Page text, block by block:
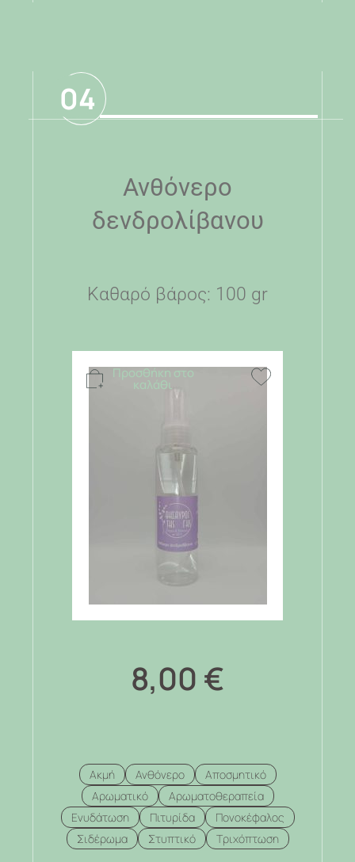
04
Ανθόνερο
δενδρολίβανου
Καθαρό βάρος: 100 gr
Προσθήκη στο
καλάθι
8,00 €
Ακμή Ανθόνερο
Αποσμητικό
Αρωματικό
Αρωματοθεραπεία
Ενυδάτωση
Πιτυρίδα
Πονοκέφαλος
Σιδέρωμα
Στυπτικό Τριχόπτωση